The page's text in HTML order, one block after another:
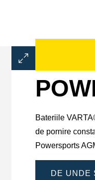
Deschideți
dialogul
imagine
Bateriile
de pornire
Powersports
DE UNDE